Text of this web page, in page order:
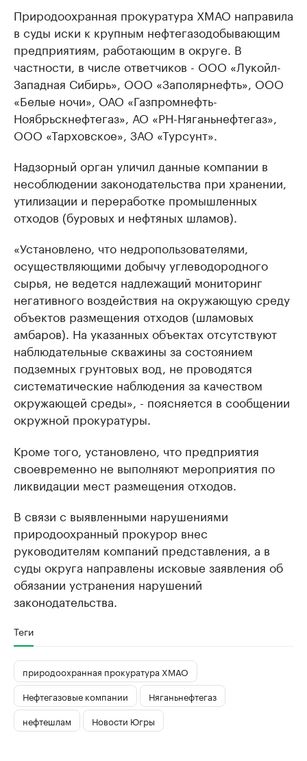
Природоохранная прокуратура ХМАО направила
в суды иски к крупным нефтегазодобывающим
предприятиям, работающим в округе. В
частности, в числе ответчиков - ООО «Лукойл-
Западная Сибирь», ООО «Заполярнефть», ООО
«Белые ночи», ОАО «Газпромнефть-
Ноябрьскнефтегаз», АО «РН-Няганьнефтегаз»,
ООО «Тарховское», ЗАО «Турсунт».
Надзорный орган уличил данные компании в
несоблюдении законодательства при хранении,
утилизации и переработке промышленных
отходов (буровых и нефтяных шламов).
«Установлено, что недропользователями,
осуществляющими добычу углеводородного
сырья, не ведется надлежащий мониторинг
негативного воздействия на окружающую среду
объектов размещения отходов (шламовых
амбаров). На указанных объектах отсутствуют
наблюдательные скважины за состоянием
подземных грунтовых вод, не проводятся
систематические наблюдения за качеством
окружающей среды», - поясняется в сообщении
окружной прокуратуры.
Кроме того, установлено, что предприятия
своевременно не выполняют мероприятия по
ликвидации мест размещения отходов.
В связи с выявленными нарушениями
природоохранный прокурор внес
руководителям компаний представления, а в
суды округа направлены исковые заявления об
обязании устранения нарушений
законодательства.
Теги
природоохранная прокуратура ХМАО
Нефтегазовые компании
Няганьнефтегаз
нефтешлам
Новости Югры